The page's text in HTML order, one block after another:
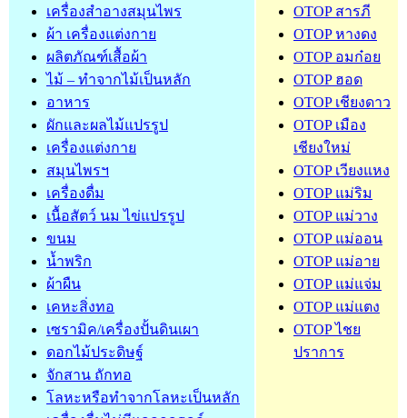
OTOP สารภี
OTOP หางดง
OTOP อมก๋อย
OTOP ฮอด
OTOP เชียงดาว
OTOP เมือง
เชียงใหม่
OTOP เวียงแหง
OTOP แม่ริม
OTOP แม่วาง
OTOP แม่ออน
OTOP แม่อาย
OTOP แม่แจ่ม
OTOP แม่แตง
OTOP ไชย
ปราการ
เครื่องสำอางสมุนไพร
ผ้า เครื่องแต่งกาย
ผลิตภัณฑ์เสื้อผ้า
ไม้ – ทำจากไม้เป็นหลัก
อาหาร
ผักและผลไม้แปรรูป
เครื่องแต่งกาย
สมุนไพรฯ
เครื่องดื่ม
เนื้อสัตว์ นม ไข่แปรรูป
ขนม
น้ำพริก
ผ้าผืน
เคหะสิ่งทอ
เซรามิค/เครื่องปั้นดินเผา
ดอกไม้ประดิษฐ์
จักสาน ถักทอ
โลหะหรือทำจากโลหะเป็นหลัก